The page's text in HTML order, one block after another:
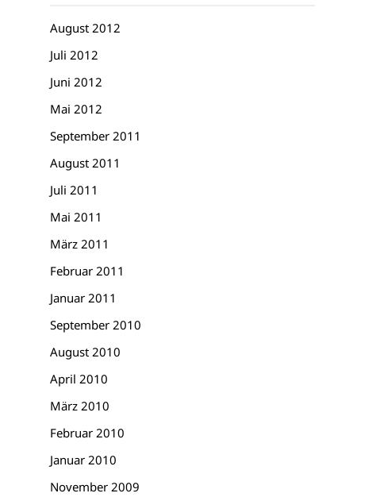
August 2012
Juli 2012
Juni 2012
Mai 2012
September 2011
August 2011
Juli 2011
Mai 2011
März 2011
Februar 2011
Januar 2011
September 2010
August 2010
April 2010
März 2010
Februar 2010
Januar 2010
November 2009